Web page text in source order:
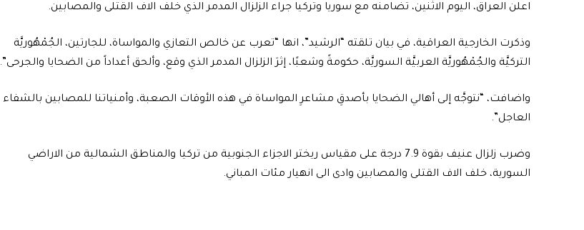
اعلن العراق، اليوم الاثنين، تضامنه مع سوريا وتركيا جراء الزلزال المدمر الذي خلف الاف القتلى والمصابين.
وذكرت الخارجية العراقية، في بيان تلقته “الرشيد”، انها “تعرب عن خالص التعازي والمواساة، للجارتين، الجُمْهُوريَّة
التركيَّة والجُمْهُوريَّة العربيَّة السوريَّة، حكومةً وشعبًا، إثرَ الزلزال المدمر الذي وقع، وألحق أعداداً من الضحايا والجرحى”.
واضافت، “نتوجَّه إلى أهالي الضحايا بأصدقِ مشاعرِ المواساة في هذه الأوقات الصعبة، وأمنياتنا للمصابين بالشفاء
العاجل”.
وضرب زلزال عنيف بقوة 7.9 درجة على مقياس ريختر الاجزاء الجنوبية من تركيا والمناطق الشمالية من الاراضي
السورية، خلف الاف القتلى والمصابين وادى الى انهيار مئات المباني.